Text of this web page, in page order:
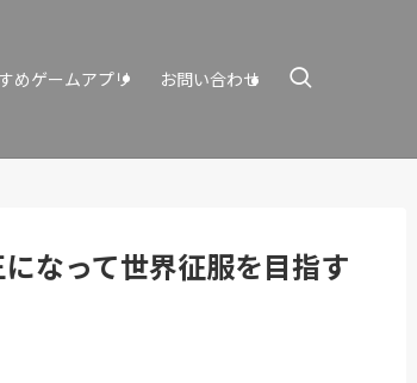
めゲームアプリ お問い合わせ
なって世界征服を目指す